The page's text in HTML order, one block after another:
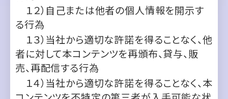
者に対して本コンテンツを再頒布、貸与、販
売、再配信する行為
１４）当社から適切な許諾を得ることなく、本
コンテンツを不特定の第三者が入手可能な状
態にする行為
１５）その他当社が不適当と判断する行為
（犯罪行為、不法行為、公序良俗に反する行